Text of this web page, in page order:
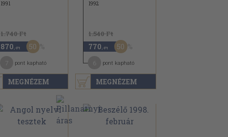
MEGNÉZEM
1991
1.740 Ft
870 ,-Ft 50
pont kapható
MEGNÉZEM
1992
1.540 Ft
770 ,-Ft 50
pont kapható